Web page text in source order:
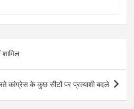
शामिल
कांग्रेस के कुछ सीटों पर प्रत्याशी बदले